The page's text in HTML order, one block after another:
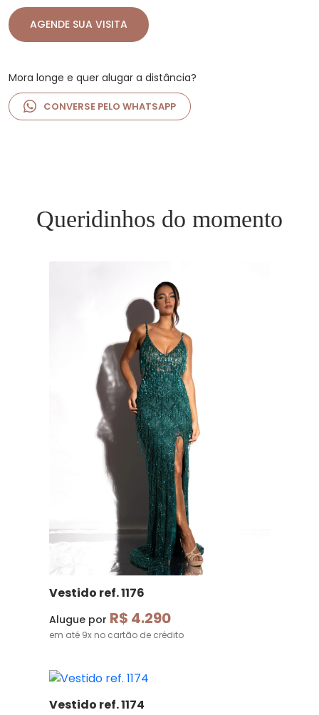
AGENDE SUA VISITA
Mora longe e quer alugar a distância?
CONVERSE PELO WHATSAPP
Queridinhos do momento
Vestido ref. 1176
Alugue por R$ 4.290
em até 9x no cartão de crédito
Vestido ref. 1174